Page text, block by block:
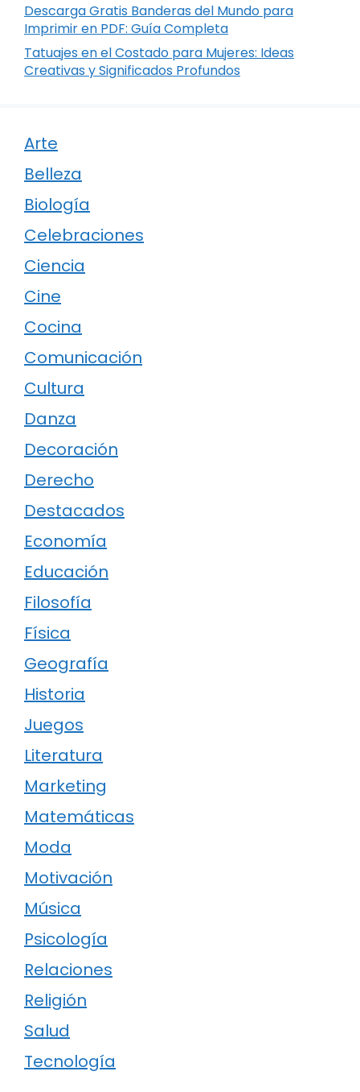
Descarga Gratis Banderas del Mundo para
Imprimir en PDF: Guía Completa
Tatuajes en el Costado para Mujeres: Ideas
Creativas y Significados Profundos
Arte
Belleza
Biología
Celebraciones
Ciencia
Cine
Cocina
Comunicación
Cultura
Danza
Decoración
Derecho
Destacados
Economía
Educación
Filosofía
Física
Geografía
Historia
Juegos
Literatura
Marketing
Matemáticas
Moda
Motivación
Música
Psicología
Relaciones
Religión
Salud
Tecnología